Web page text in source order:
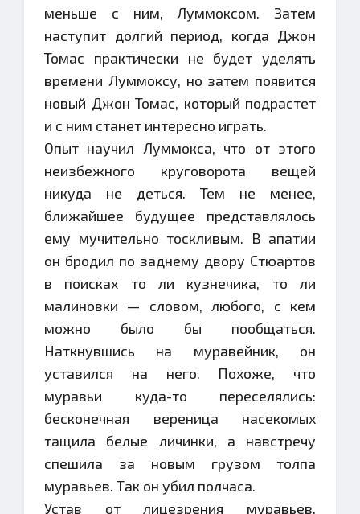
меньше с ним, Луммоксом. Затем
наступит долгий период, когда Джон
Томас практически не будет уделять
времени Луммоксу, но затем появится
новый Джон Томас, который подрастет
и с ним станет интересно играть.
Опыт научил Луммокса, что от этого
неизбежного круговорота вещей
никуда не деться. Тем не менее,
ближайшее будущее представлялось
ему мучительно тоскливым. В апатии
он бродил по заднему двору Стюартов
в поисках то ли кузнечика, то ли
малиновки — словом, любого, с кем
можно было бы пообщаться.
Наткнувшись на муравейник, он
уставился на него. Похоже, что
муравьи куда-то переселялись:
бесконечная вереница насекомых
тащила белые личинки, а навстречу
спешила за новым грузом толпа
муравьев. Так он убил полчаса.
Устав от лицезрения муравьев,